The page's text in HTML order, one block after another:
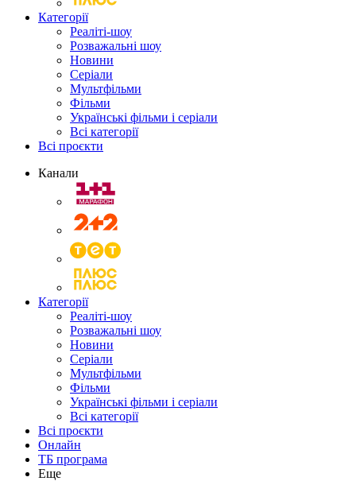
Категорії
Реаліті-шоу
Розважальні шоу
Новини
Серіали
Мультфільми
Фільми
Українські фільми і серіали
Всі категорії
Всі проєкти
Канали
Категорії
Реаліті-шоу
Розважальні шоу
Новини
Серіали
Мультфільми
Фільми
Українські фільми і серіали
Всі категорії
Всі проєкти
Онлайн
ТБ програма
Еще